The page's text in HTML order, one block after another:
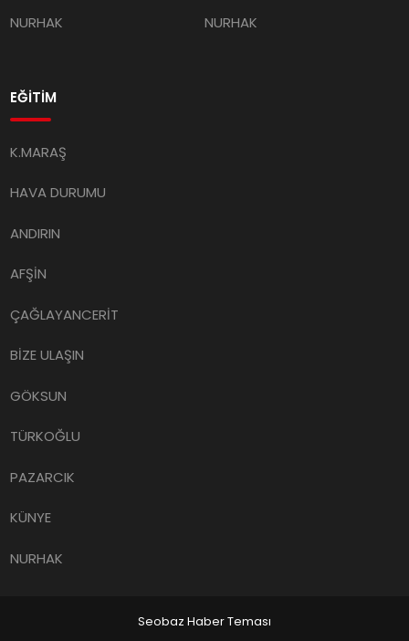
NURHAK NURHAK
EĞİTİM
K.MARAŞ
HAVA DURUMU
ANDIRIN
AFŞİN
ÇAĞLAYANCERİT
BİZE ULAŞIN
GÖKSUN
TÜRKOĞLU
PAZARCIK
KÜNYE
NURHAK
Seobaz Haber Teması